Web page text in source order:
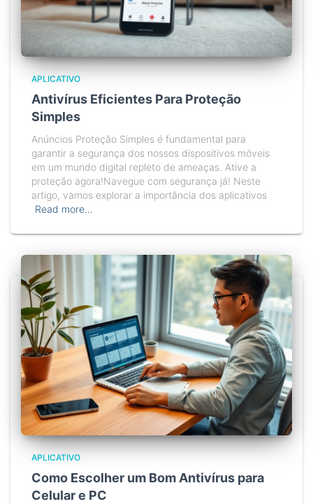
APLICATIVO
Antivírus Eficientes Para Proteção
Simples
Anúncios Proteção Simples é fundamental para
garantir a segurança dos nossos dispositivos móveis
em um mundo digital repleto de ameaças. Ative a
proteção agora!Navegue com segurança já! Neste
artigo, vamos explorar a importância dos aplicativos
Read more…
APLICATIVO
Como Escolher um Bom Antivírus para
Celular e PC